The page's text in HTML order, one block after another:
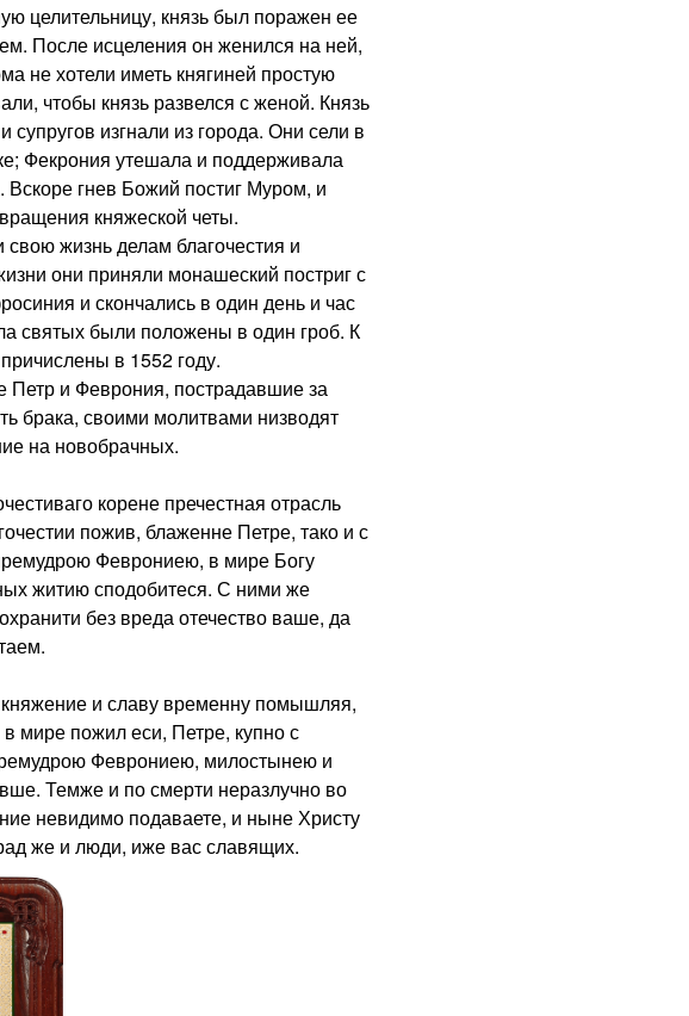
целительницу, князь был поражен ее
После исцеления он женился на ней,
не хотели иметь княгиней простую
чтобы князь развелся с женой. Князь
супругов изгнали из города. Они сели в
Фекрония утешала и поддерживала
гнев Божий постиг Муром, и
княжеской четы.
жизнь делам благочестия и
они приняли монашеский постриг с
и скончались в один день и час
святых были положены в один гроб. К
в 1552 году.
и Феврония, пострадавшие за
брака, своими молитвами низводят
на новобрачных.
корене пречестная отрасль
пожив, блаженне Петре, тако и с
Феврониею, в мире Богу
житию сподобитеся. С ними же
без вреда отечество ваше, да
и славу временну помышляя,
в мире пожил еси, Петре, купно с
Феврониею, милостынею и
Темже и по смерти неразлучно во
невидимо подаваете, и ныне Христу
же и люди, иже вас славящих.